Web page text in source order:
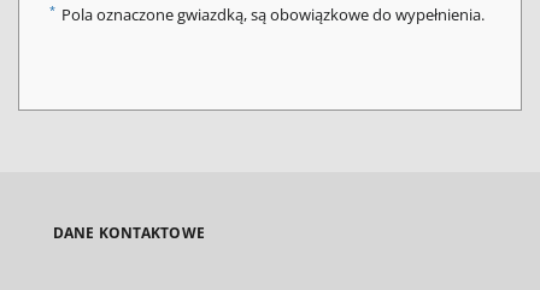
* Pola oznaczone gwiazdką, są obowiązkowe do wypełnienia.
DANE KONTAKTOWE